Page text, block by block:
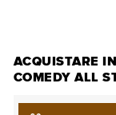
ACQUISTARE
COMEDY ALL